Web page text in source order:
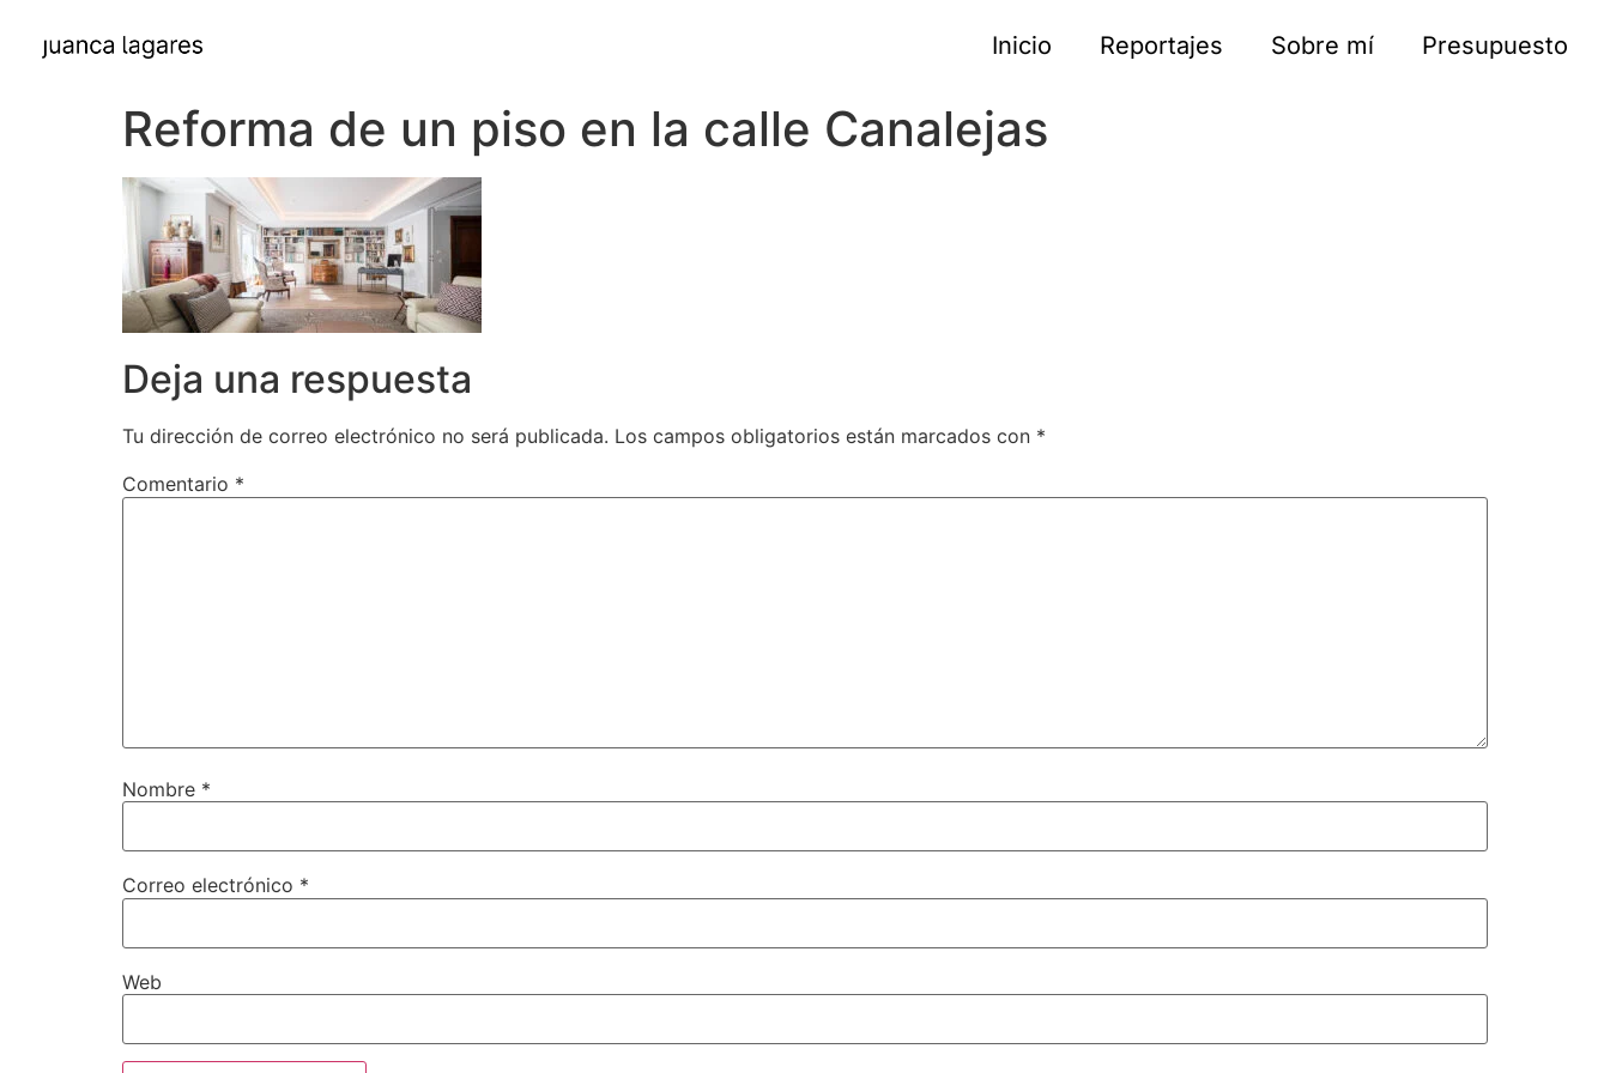
Inicio Reportajes Sobre mí Presupuesto
Reforma de un piso en la calle Canalejas
Deja una respuesta
Tu dirección de correo electrónico no será publicada. Los campos obligatorios están marcados con *
Comentario *
Nombre *
Correo electrónico *
Web